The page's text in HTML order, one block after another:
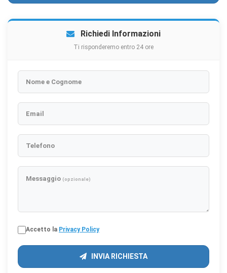
Richiedi Informazioni
Ti risponderemo entro 24 ore
Nome e Cognome
Email
Telefono
Messaggio (opzionale)
Accetto la Privacy Policy
INVIA RICHIESTA